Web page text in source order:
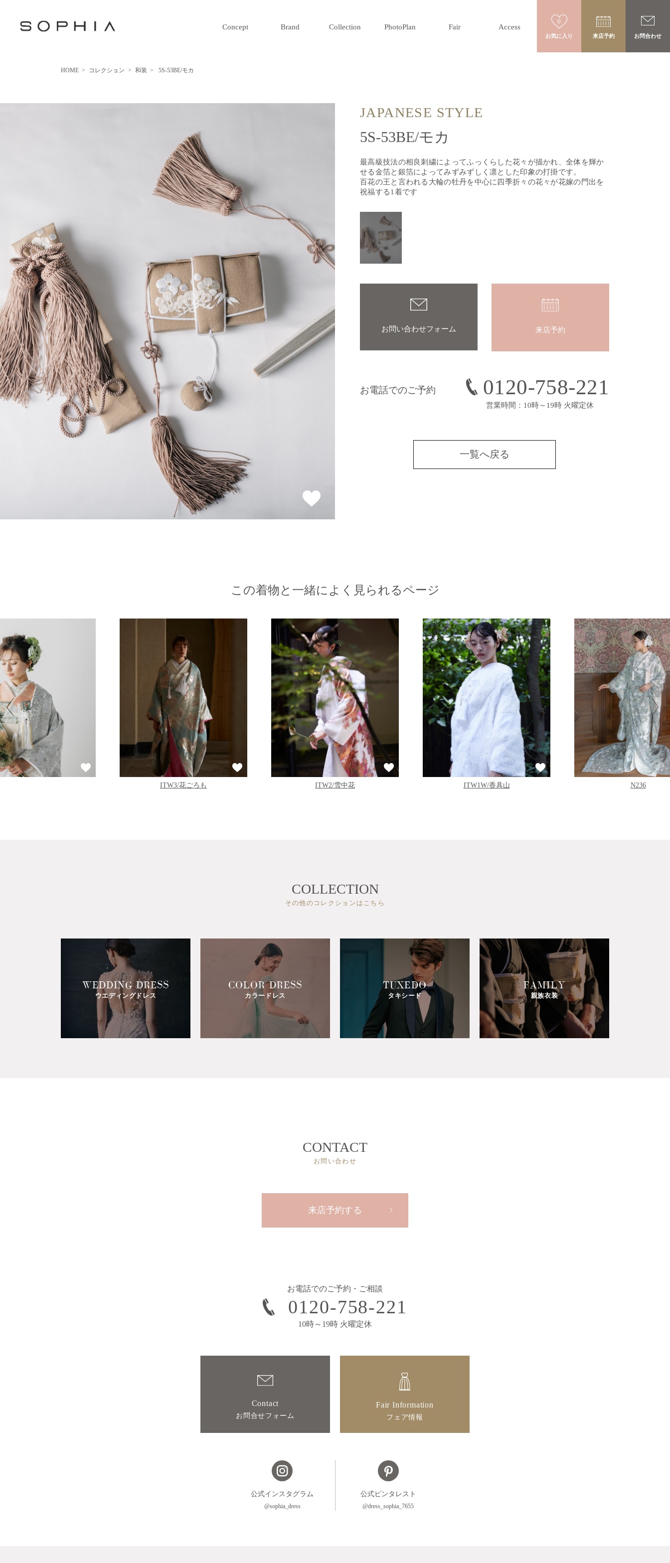
Concept Brand Collection PhotoPlan Fair Access
0
お気に入り 来店予約 お問合わせ
HOME > コレクション > 和装 > 5S-53BE/モカ
JAPANESE STYLE
5S-53BE/モカ
最高級技法の相良刺繍によってふっくらした花々が描かれ、全体を輝か
せる金箔と銀箔によってみずみずしく凛とした印象の打掛です。
百花の王と言われる大輪の牡丹を中心に四季折々の花々が花嫁の門出を
祝福する1着です
お問い合わせフォーム 来店予約
お電話でのご予約 0120-758-221
営業時間：10時～19時 火曜定休
一覧へ戻る
この着物と一緒によく見られるページ
ITW3/花ごろも ITW2/雪中花 ITW1W/香具山 N236
COLLECTION
その他のコレクションはこちら
WEDDING DRESS
ウエディングドレス
COLOR DRESS
カラードレス
TUXEDO
タキシード
FAMILY
親族衣装
CONTACT
お問い合わせ
来店予約する
お電話でのご予約・ご相談
0120-758-221
10時～19時 火曜定休
Contact
お問合せフォーム
Fair Information
フェア情報
公式インスタグラム
@sophia_dress
公式ピンタレスト
@dress_sophia_7655